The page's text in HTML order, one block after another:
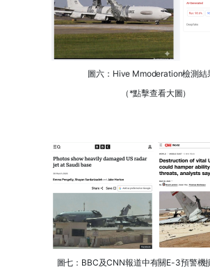
圖六：Hive Mmoderation檢測結
（*點擊查看大圖）
圖七：BBC及CNN報道中有關E-3預警機